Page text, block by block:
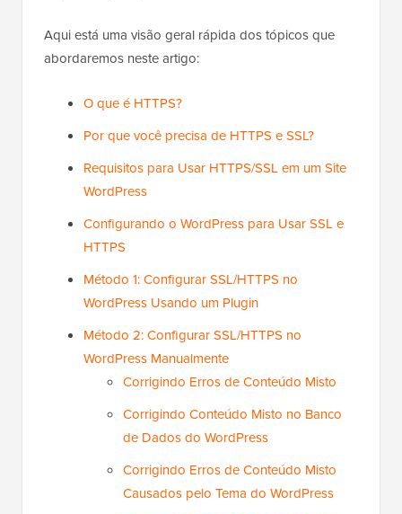
Aqui está uma visão geral rápida dos tópicos que
abordaremos neste artigo:
O que é HTTPS?
Por que você precisa de HTTPS e SSL?
Requisitos para Usar HTTPS/SSL em um Site
WordPress
Configurando o WordPress para Usar SSL e
HTTPS
Método 1: Configurar SSL/HTTPS no
WordPress Usando um Plugin
Método 2: Configurar SSL/HTTPS no
WordPress Manualmente
Corrigindo Erros de Conteúdo Misto
Corrigindo Conteúdo Misto no Banco
de Dados do WordPress
Corrigindo Erros de Conteúdo Misto
Causados pelo Tema do WordPress